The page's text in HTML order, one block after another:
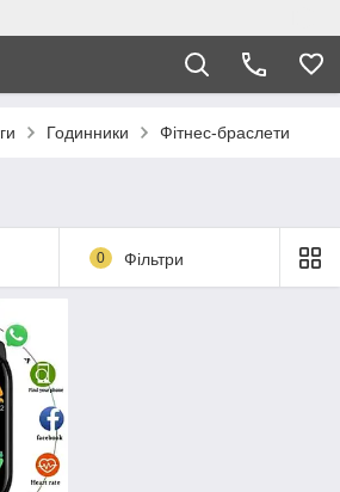
Годинники Фітнес-браслети
0 Фільтри